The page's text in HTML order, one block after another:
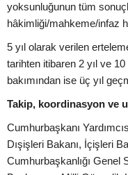
yoksunluğunun tüm
hâkimliği/mahkeme/infaz
5 yıl olarak verilen
tarihten itibaren 2 yıl ve
bakımından ise üç yıl
Takip, koordinasyon ve
Cumhurbaşkanı
Dışişleri Bakanı, İçişleri
Cumhurbaşkanlığı Genel